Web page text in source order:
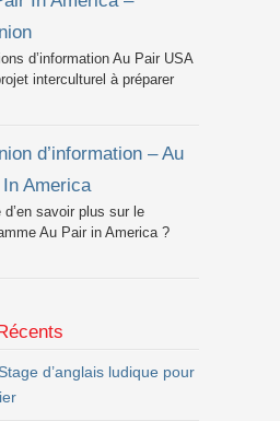
d’information Au Pair USA
interculturel à préparer
d’information – Au
America
d’en savoir plus sur le
Au Pair in America ?
Stage d’anglais ludique pour